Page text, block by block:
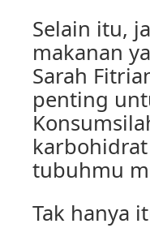
Selain itu,
makanan
Sarah
penting
tubuhmu
Tak hanya